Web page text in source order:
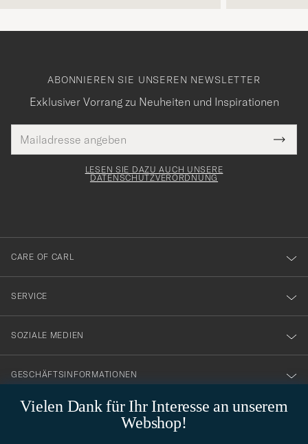
Vielen Dank für Ihr Interesse an unserem
Webshop!
ABONNIEREN SIE UNSEREN NEWSLETTER
Exklusiver Vorrang zu Neuheiten und Inspirationen
Mail
Adresse
Tack
för
dig
till
vårt
nyhetsbrev!
LESEN SIE DAZU AUCH UNSERE
DATENSCHUTZVERORDNUNG
CARE OF CARL
SERVICE
SOZIALE MEDIEN
GESCHÄFTSINFORMATIONEN